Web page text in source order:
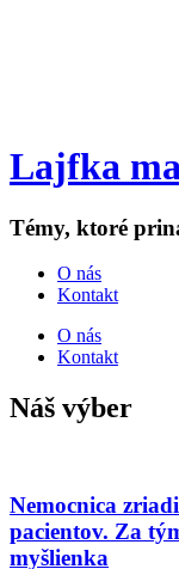
Lajfka
Témy, ktoré
O nás
Kontakt
O nás
Kontakt
Náš výber
Nemocnica
pacientov. Za
myšlienka